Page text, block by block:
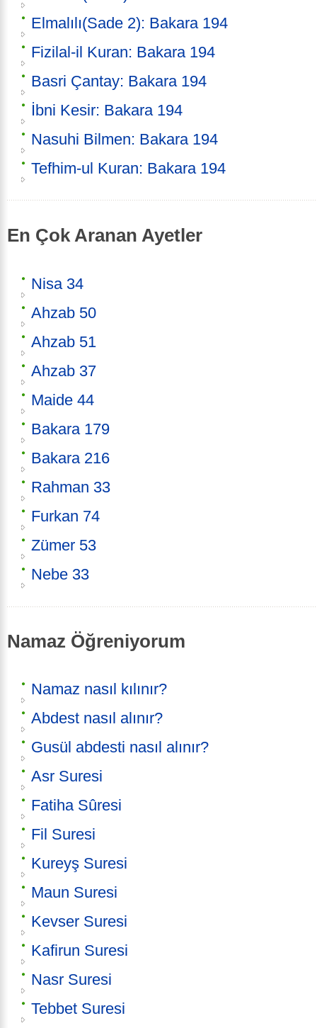
Elmalılı(Sade 2): Bakara 194
Fizilal-il Kuran: Bakara 194
Basri Çantay: Bakara 194
İbni Kesir: Bakara 194
Nasuhi Bilmen: Bakara 194
Tefhim-ul Kuran: Bakara 194
En Çok Aranan Ayetler
Nisa 34
Ahzab 50
Ahzab 51
Ahzab 37
Maide 44
Bakara 179
Bakara 216
Rahman 33
Furkan 74
Zümer 53
Nebe 33
Namaz Öğreniyorum
Namaz nasıl kılınır?
Abdest nasıl alınır?
Gusül abdesti nasıl alınır?
Asr Suresi
Fatiha Sûresi
Fil Suresi
Kureyş Suresi
Maun Suresi
Kevser Suresi
Kafirun Suresi
Nasr Suresi
Tebbet Suresi